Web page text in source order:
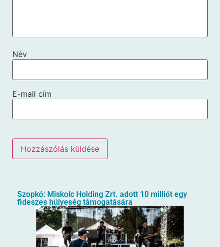
Név
E-mail cím
Szopkó: Miskolc Holding Zrt. adott 10 milliót egy
fideszes hülyeség támogatására